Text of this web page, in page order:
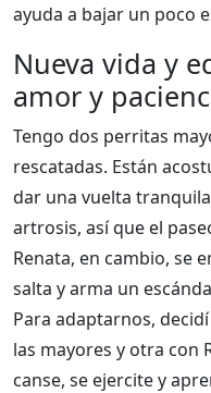
ayuda a bajar un poco
Nueva vida y
amor y
Tengo dos perritas
rescatadas. Están
dar una vuelta
artrosis, así que el
Renata, en cambio, se
salta y arma un
Para adaptarnos,
las mayores y otra con
canse, se ejercite y